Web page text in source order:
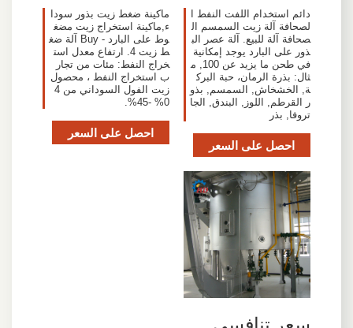
دائم استخدام اللفت النفط ا
لصحافة آلة زيت السمسم ال
صحافة آلة للبيع. آلة عصر الب
ذور على البارد يوجد إمكانية
في طحن ما يزيد عن 100, م
ثال: بذرة الرمان، حبة البرك
ة, الخشخاش, السمسم, بذو
ر القرطم, اللوز, البندق, الجا
تروفا, بذر
احصل على السعر
ماكينة ضغط زيت بذور سودا
ء,ماكينة استخراج زيت مضغ
وط على البارد - Buy آلة ضغ
ط زيت 4. ارتفاع معدل است
خراج النفط: مئات من تجار
ب استخراج النفط ، محصول
زيت الفول السوداني من 4
0% -45%.
احصل على السعر